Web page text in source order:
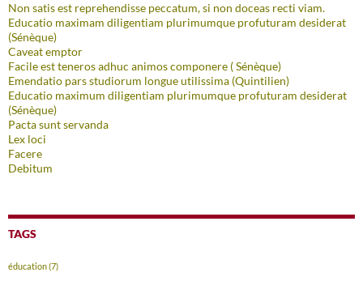
Non satis est reprehendisse peccatum, si non doceas recti viam.
Educatio maximam diligentiam plurimumque profuturam desiderat
(Sénèque)
Caveat emptor
Facile est teneros adhuc animos componere ( Sénèque)
Emendatio pars studiorum longue utilissima (Quintilien)
Educatio maximum diligentiam plurimumque profuturam desiderat
(Sénèque)
Pacta sunt servanda
Lex loci
Facere
Debitum
TAGS
éducation(7)